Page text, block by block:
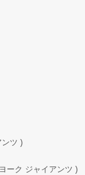
ンツ )
ーク ジャイアンツ )